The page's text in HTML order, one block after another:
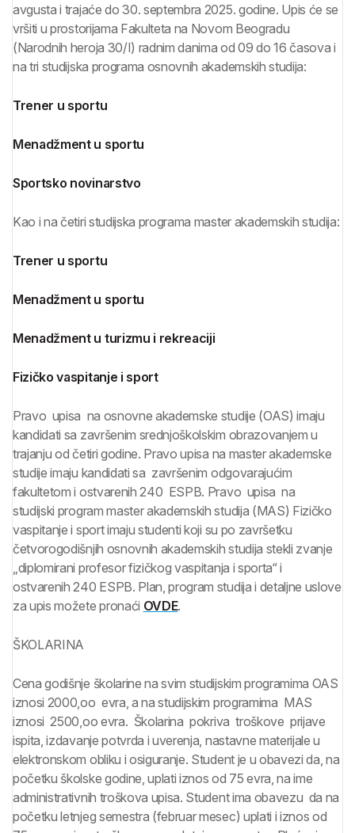
avgusta i trajaće do 30. septembra 2025. godine. Upis će se
vršiti u prostorijama Fakulteta na Novom Beogradu
(Narodnih heroja 30/I) radnim danima od 09 do 16 časova i
na tri studijska programa osnovnih akademskih studija:
Trener u sportu
Menadžment u sportu
Sportsko novinarstvo
Kao i na četiri studijska programa master akademskih studija:
Trener u sportu
Menadžment u sportu
Menadžment u turizmu i rekreaciji
Fizičko vaspitanje i sport
Pravo upisa na osnovne akademske studije (OAS) imaju
kandidati sa završenim srednjoškolskim obrazovanjem u
trajanju od četiri godine. Pravo upisa na master akademske
studije imaju kandidati sa završenim odgovarajućim
fakultetom i ostvarenih 240 ESPB. Pravo upisa na
studijski program master akademskih studija (MAS) Fizičko
vaspitanje i sport imaju studenti koji su po završetku
četvorogodišnjih osnovnih akademskih studija stekli zvanje
„diplomirani profesor fizičkog vaspitanja i sporta“ i
ostvarenih 240 ESPB. Plan, program studija i detaljne uslove
za upis možete pronaći OVDE.
ŠKOLARINA
Cena godišnje školarine na svim studijskim programima OAS
iznosi 2000,oo evra, a na studijskim programima MAS
iznosi 2500,oo evra. Školarina pokriva troškove prijave
ispita, izdavanje potvrda i uverenja, nastavne materijale u
elektronskom obliku i osiguranje. Student je u obavezi da, na
početku školske godine, uplati iznos od 75 evra, na ime
administrativnih troškova upisa. Student ima obavezu da na
početku letnjeg semestra (februar mesec) uplati i iznos od